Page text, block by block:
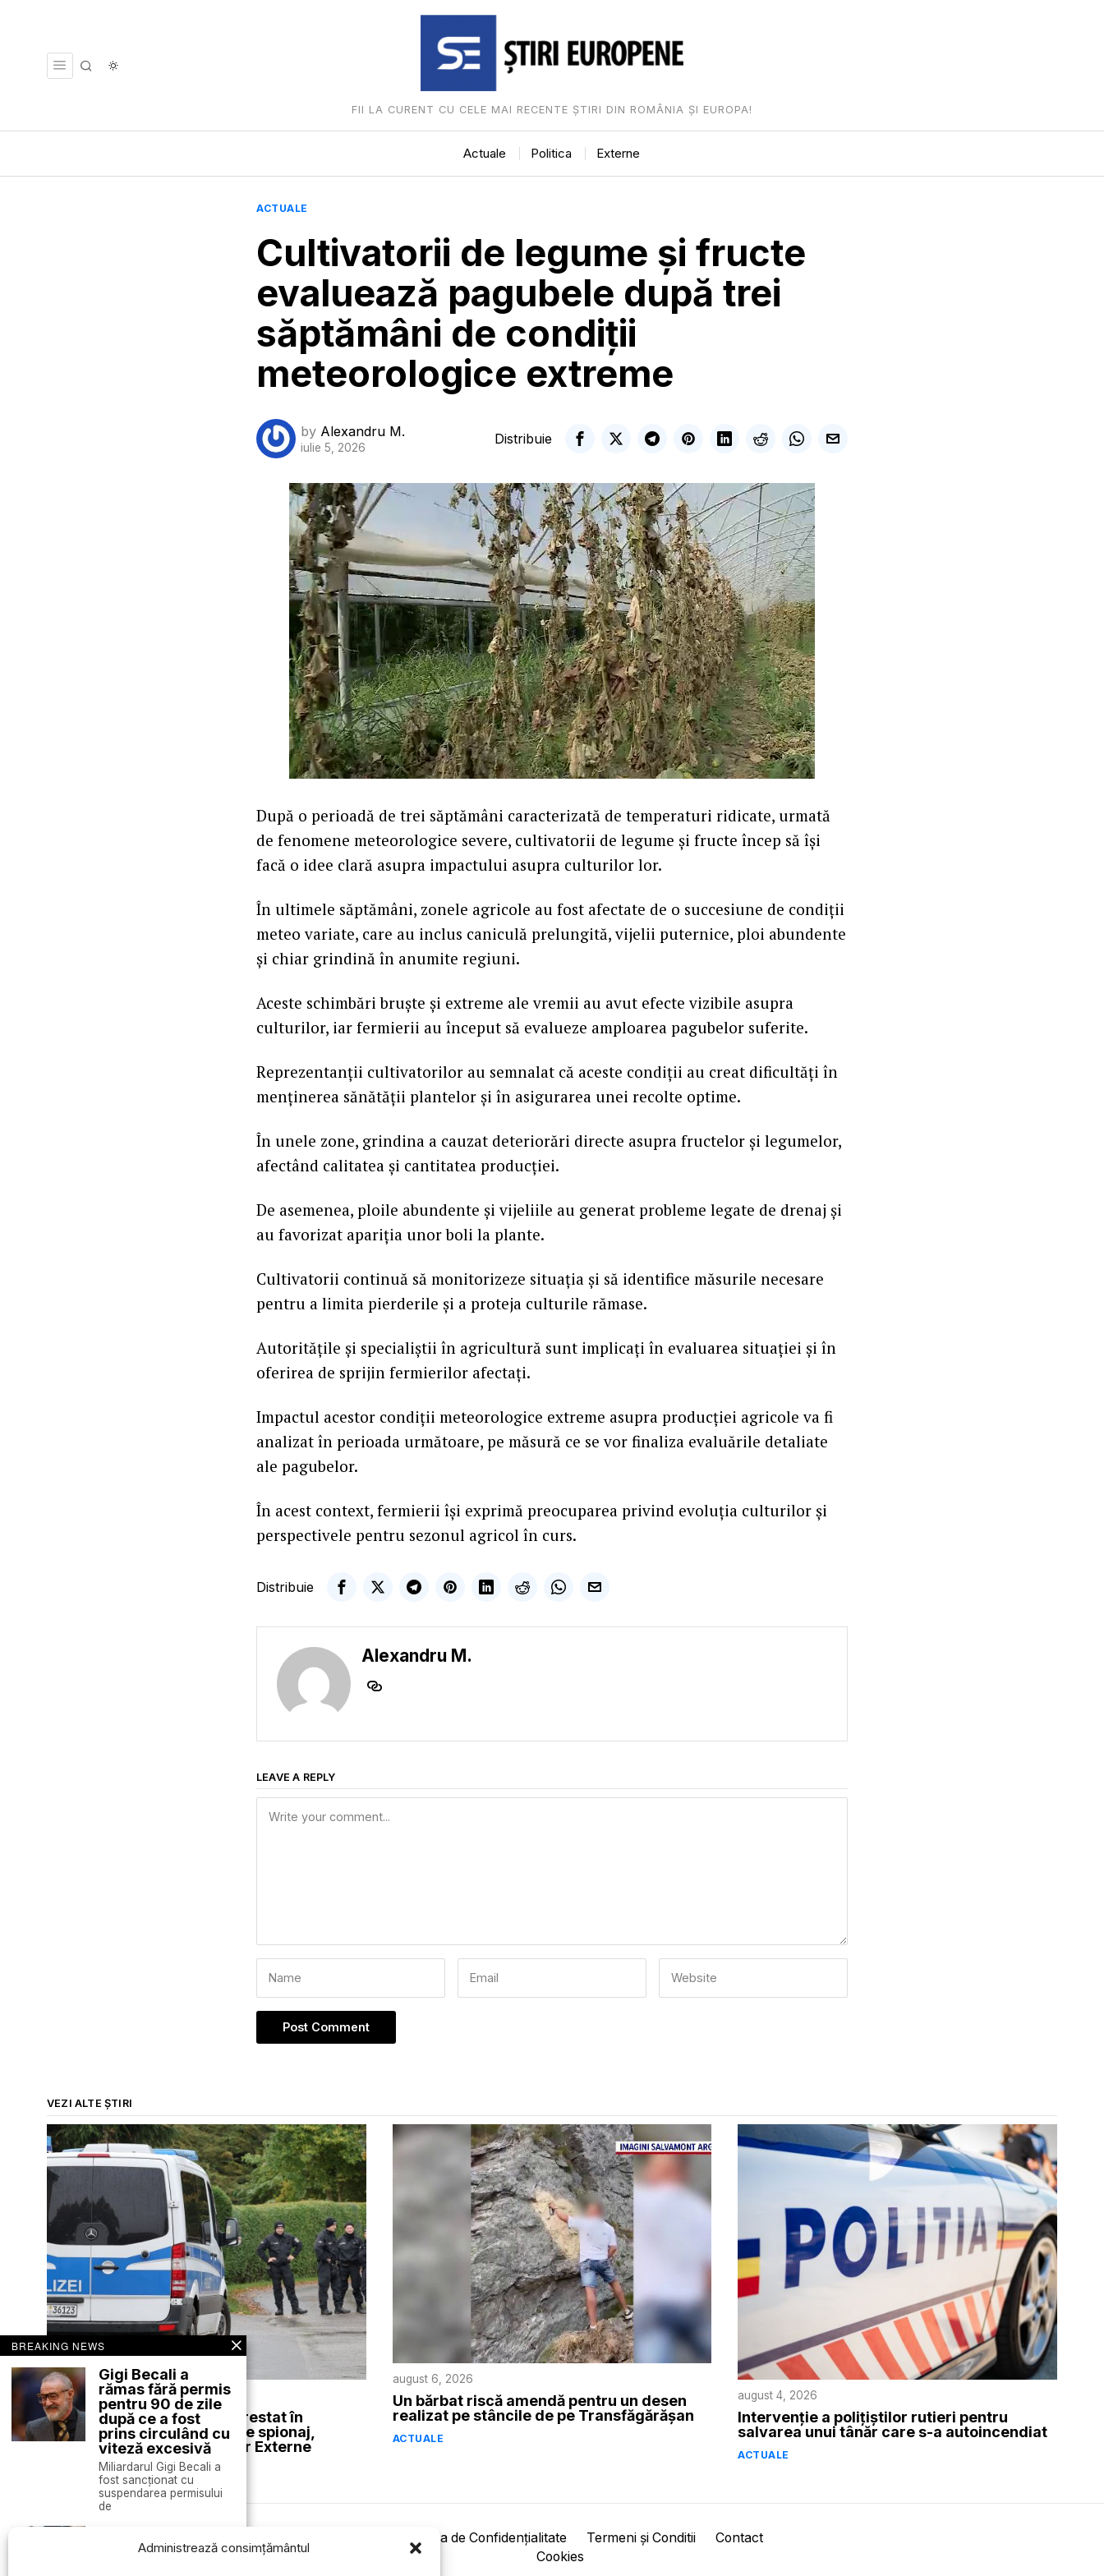
Administrează consimțământul
FII LA CURENT CU CELE MAI RECENTE ȘTIRI DIN ROMÂNIA ȘI EUROPA!
Actuale Politica Externe
ACTUALE
Cultivatorii de legume și fructe
evaluează pagubele după trei
săptămâni de condiții
meteorologice extreme
by Alexandru M.
iulie 5, 2026
Distribuie
După o perioadă de trei săptămâni caracterizată de temperaturi ridicate, urmată
de fenomene meteorologice severe, cultivatorii de legume și fructe încep să își
facă o idee clară asupra impactului asupra culturilor lor.
În ultimele săptămâni, zonele agricole au fost afectate de o succesiune de condiții
meteo variate, care au inclus caniculă prelungită, vijelii puternice, ploi abundente
și chiar grindină în anumite regiuni.
Aceste schimbări bruște și extreme ale vremii au avut efecte vizibile asupra
culturilor, iar fermierii au început să evalueze amploarea pagubelor suferite.
Reprezentanții cultivatorilor au semnalat că aceste condiții au creat dificultăți în
menținerea sănătății plantelor și în asigurarea unei recolte optime.
În unele zone, grindina a cauzat deteriorări directe asupra fructelor și legumelor,
afectând calitatea și cantitatea producției.
De asemenea, ploile abundente și vijeliile au generat probleme legate de drenaj și
au favorizat apariția unor boli la plante.
Cultivatorii continuă să monitorizeze situația și să identifice măsurile necesare
pentru a limita pierderile și a proteja culturile rămase.
Autoritățile și specialiștii în agricultură sunt implicați în evaluarea situației și în
oferirea de sprijin fermierilor afectați.
Impactul acestor condiții meteorologice extreme asupra producției agricole va fi
analizat în perioada următoare, pe măsură ce se vor finaliza evaluările detaliate
ale pagubelor.
În acest context, fermierii își exprimă preocuparea privind evoluția culturilor și
perspectivele pentru sezonul agricol în curs.
Distribuie
Alexandru M.
LEAVE A REPLY
VEZI ALTE ȘTIRI
august 7, 2026
Un cetățean român a fost arestat în
Germania pentru acuzații de spionaj,
anunță Ministerul Afacerilor Externe
august 6, 2026
Un bărbat riscă amendă pentru un desen
realizat pe stâncile de pe Transfăgărășan
ACTUALE
august 4, 2026
Intervenție a polițiștilor rutieri pentru
salvarea unui tânăr care s-a autoincendiat
ACTUALE
Politica de Confidențialitate Termeni și Conditii
Contact
Cookies
BREAKING NEWS
Gigi Becali a
rămas fără permis
pentru 90 de zile
după ce a fost
prins circulând cu
viteză excesivă
Miliardarul Gigi Becali a
fost sancționat cu
suspendarea permisului
de
Sindical critică